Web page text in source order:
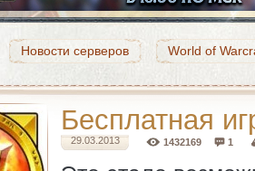
Новости серверов World of
Бесплатная
29.03.2013 1432169 1